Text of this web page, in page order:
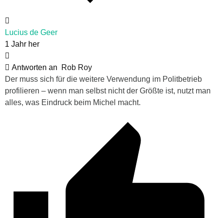
Lucius de Geer
1 Jahr her
Antworten an
Rob Roy
Der muss sich für die weitere Verwendung im Politbetrieb
profilieren – wenn man selbst nicht der Größte ist, nutzt man
alles, was Eindruck beim Michel macht.